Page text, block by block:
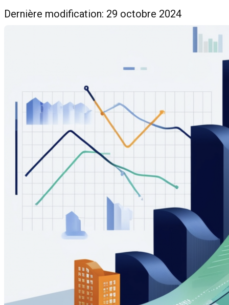
Dernière modification: 29 octobre 2024